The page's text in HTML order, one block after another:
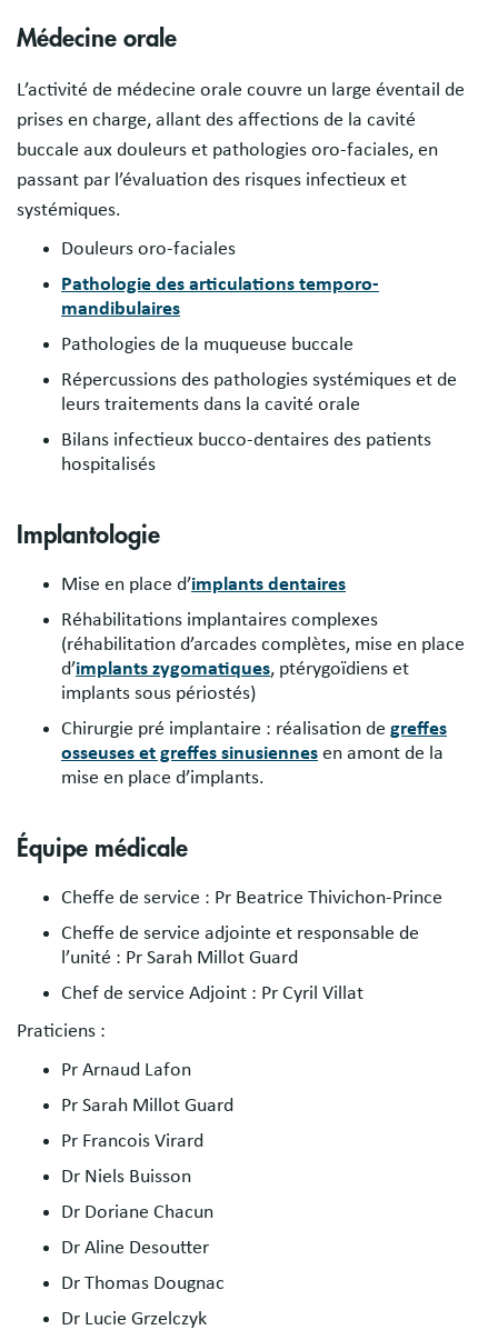
Médecine orale
L’activité de médecine orale couvre un large éventail de
prises en charge, allant des affections de la cavité
buccale aux douleurs et pathologies oro-faciales, en
passant par l’évaluation des risques infectieux et
systémiques.
Douleurs oro-faciales
Pathologie des articulations temporo-
mandibulaires
Pathologies de la muqueuse buccale
Répercussions des pathologies systémiques et de
leurs traitements dans la cavité orale
Bilans infectieux bucco-dentaires des patients
hospitalisés
Implantologie
Mise en place d’implants dentaires
Réhabilitations implantaires complexes
(réhabilitation d’arcades complètes, mise en place
d’implants zygomatiques, ptérygoïdiens et
implants sous périostés)
Chirurgie pré implantaire : réalisation de greffes
osseuses et greffes sinusiennes en amont de la
mise en place d’implants.
Équipe médicale
Cheffe de service : Pr Beatrice Thivichon-Prince
Cheffe de service adjointe et responsable de
l’unité : Pr Sarah Millot Guard
Chef de service Adjoint : Pr Cyril Villat
Praticiens :
Pr Arnaud Lafon
Pr Sarah Millot Guard
Pr Francois Virard
Dr Niels Buisson
Dr Doriane Chacun
Dr Aline Desoutter
Dr Thomas Dougnac
Dr Lucie Grzelczyk